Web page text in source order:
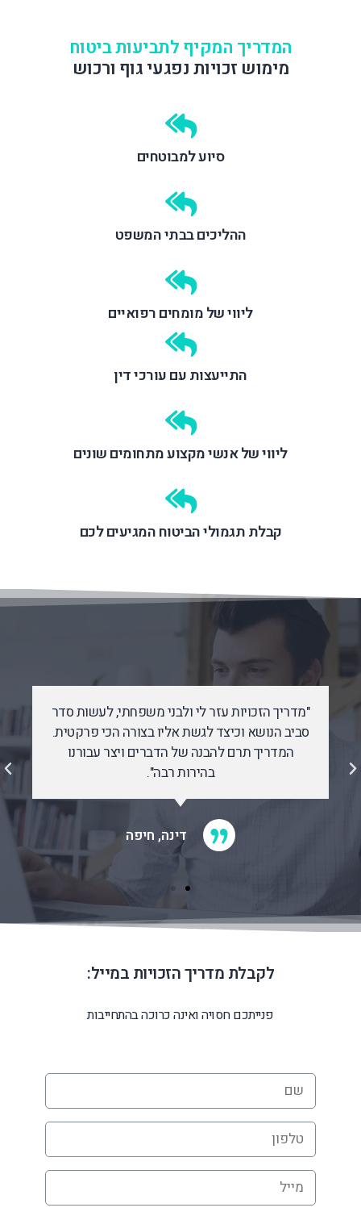
המדריך המקיף לתביעות ביטוח
מימוש זכויות נפגעי גוף ורכוש
סיוע למבוטחים
ההליכים בבתי המשפט
ליווי של מומחים רפואיים
התייעצות עם עורכי דין
ליווי של אנשי מקצוע מתחומים שונים
קבלת תגמולי הביטוח המגיעים לכם
משפחתי, לעשות סדר
בצורה הכי פרקטית.
ויצר עבורנו
"המדריך כתוב באופן מובן
העיקריים שצריך לדעת באשר
המגיעות לנו. תודה על
לקבלת מדריך הזכויות במייל:
פנייתכם חסויה ואינה כרוכה בהתחייבות
שם
טלפון
מייל